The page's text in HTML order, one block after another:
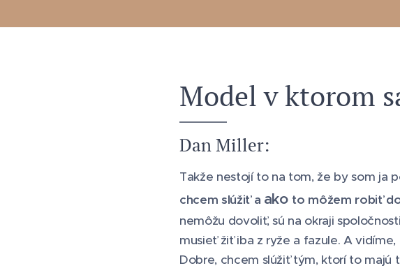
Model v ktorom
Dan Miller:
Takže nestojí to na tom, že by som ja
chcem slúžiť a ako to môžem robiť
nemôžu dovoliť, sú na okraji
musieť žiť iba z ryže a fazule. A
Dobre, chcem slúžiť tým, ktorí to majú